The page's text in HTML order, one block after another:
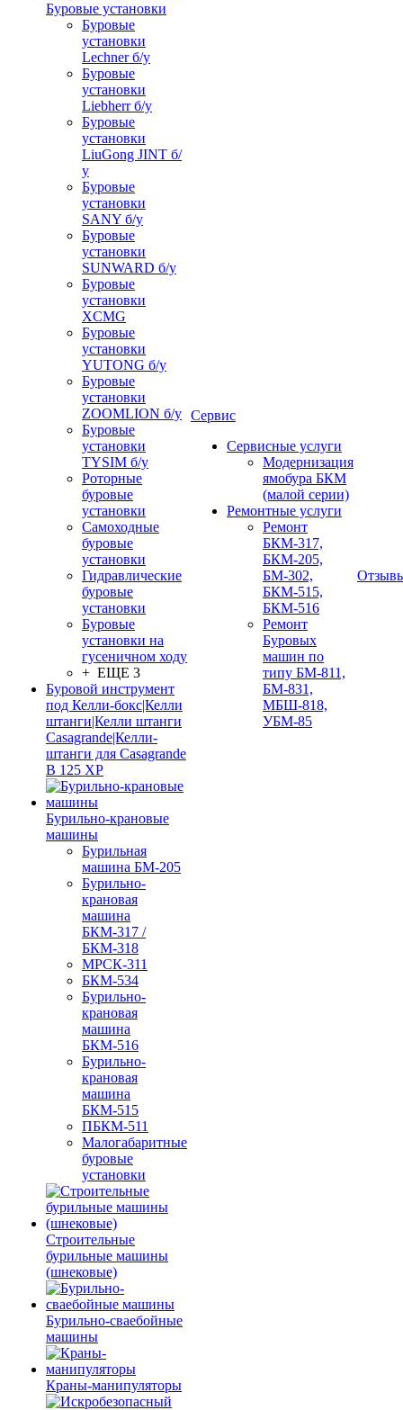
Буровые установки
Буровые
установки
Lechner б/у
Буровые
установки
Liebherr б/у
Буровые
установки
LiuGong JINT б/
у
Буровые
установки
SANY б/у
Буровые
установки
SUNWARD б/у
Буровые
установки
XCMG
Буровые
установки
YUTONG б/у
Буровые
установки
ZOOMLION б/у
Буровые
установки
TYSIM б/у
Роторные
буровые
установки
Самоходные
буровые
установки
Гидравлические
буровые
установки
Буровые
установки на
гусеничном ходу
+ ЕЩЕ 3
Буровой инструмент
под Келли-бокс|Келли
штанги|Келли штанги
Casagrande|Келли-
штанги для Casagrande
B 125 XP
Бурильно-крановые
машины
Бурильная
машина БМ-205
Бурильно-
крановая
машина
БКМ-317 /
БКМ-318
МРСК-311
БКМ-534
Бурильно-
крановая
машина
БКМ-516
Бурильно-
крановая
машина
БКМ-515
ПБКМ-511
Малогабаритные
буровые
установки
Строительные
бурильные машины
(шнековые)
Бурильно-сваебойные
машины
Краны-манипуляторы
Сервис
Сервисные услуги
Модернизация
ямобура БКМ
(малой серии)
Ремонтные услуги
Ремонт
БКМ-317,
БКМ-205,
БМ-302,
БКМ-515,
БКМ-516
Ремонт
Буровых
машин по
типу БМ-811,
БМ-831,
МБШ-818,
УБМ-85